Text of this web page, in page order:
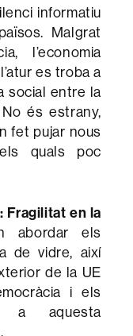
informatiu
Malgrat
l’economia
es troba a
social entre la
és estrany,
fet pujar nous
quals poc
Fragilitat en la
abordar els
de vidre, així
de la UE
i els
a aquesta